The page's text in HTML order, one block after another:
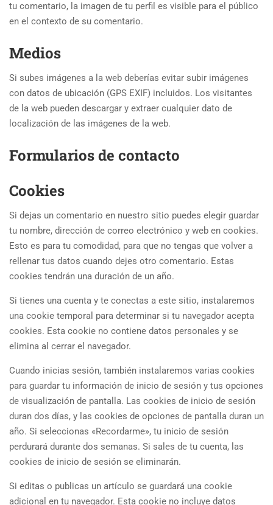
tu comentario, la imagen de tu perfil es visible para el público
en el contexto de su comentario.
Medios
Si subes imágenes a la web deberías evitar subir imágenes
con datos de ubicación (GPS EXIF) incluidos. Los visitantes
de la web pueden descargar y extraer cualquier dato de
localización de las imágenes de la web.
Formularios de contacto
Cookies
Si dejas un comentario en nuestro sitio puedes elegir guardar
tu nombre, dirección de correo electrónico y web en cookies.
Esto es para tu comodidad, para que no tengas que volver a
rellenar tus datos cuando dejes otro comentario. Estas
cookies tendrán una duración de un año.
Si tienes una cuenta y te conectas a este sitio, instalaremos
una cookie temporal para determinar si tu navegador acepta
cookies. Esta cookie no contiene datos personales y se
elimina al cerrar el navegador.
Cuando inicias sesión, también instalaremos varias cookies
para guardar tu información de inicio de sesión y tus opciones
de visualización de pantalla. Las cookies de inicio de sesión
duran dos días, y las cookies de opciones de pantalla duran un
año. Si seleccionas «Recordarme», tu inicio de sesión
perdurará durante dos semanas. Si sales de tu cuenta, las
cookies de inicio de sesión se eliminarán.
Si editas o publicas un artículo se guardará una cookie
adicional en tu navegador. Esta cookie no incluye datos